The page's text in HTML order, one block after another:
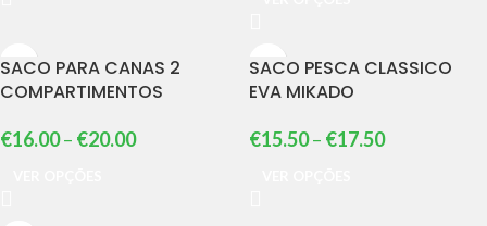
SACO PARA CANAS 2
COMPARTIMENTOS
€16.00– €20.00
SACO PESCA CLASSICO
EVA MIKADO
€15.50– €17.50